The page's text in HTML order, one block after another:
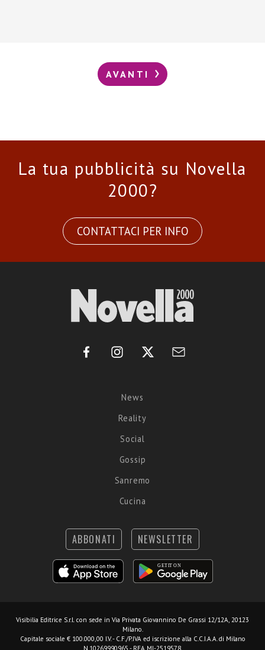
AVANTI
La tua pubblicità su Novella
2000?
CONTATTACI PER INFO
News
Reality
Social
Gossip
Sanremo
Cucina
ABBONATI NEWSLETTER
Visibilia Editrice S.r.l. con sede in Via Privata Giovannino De Grassi 12/12A, 20123
Milano.
Capitale sociale € 100.000,00 I.V. - C.F./P.IVA ed iscrizione alla C.C.I.A.A. di Milano